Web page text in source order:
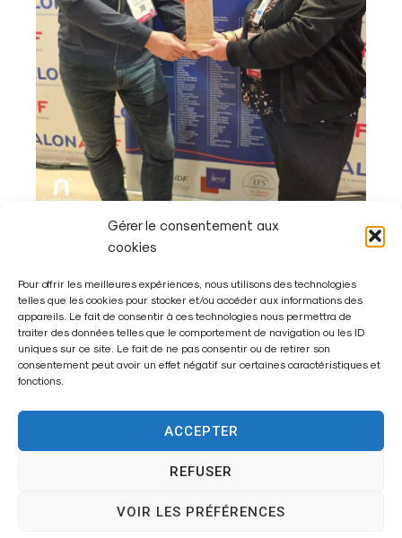
Gérer le consentement aux
cookies
Pour offrir les meilleures expériences, nous utilisons des technologies
telles que les cookies pour stocker et/ou accéder aux informations des
appareils. Le fait de consentir à ces technologies nous permettra de
traiter des données telles que le comportement de navigation ou les ID
uniques sur ce site. Le fait de ne pas consentir ou de retirer son
consentement peut avoir un effet négatif sur certaines caractéristiques et
fonctions.
ACCEPTER
REFUSER
VOIR LES PRÉFÉRENCES